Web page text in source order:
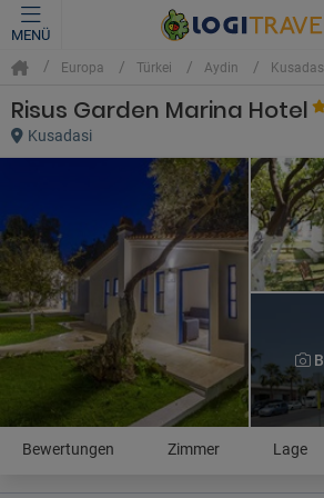
MENÜ
Europa Türkei Aydin
Risus Garden Marina Hotel
Kusadasi
Bewertungen Zimmer Lage